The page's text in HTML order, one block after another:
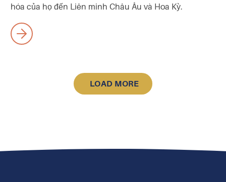
hóa của họ đến Liên minh Châu Âu và Hoa Kỳ.
LOAD MORE